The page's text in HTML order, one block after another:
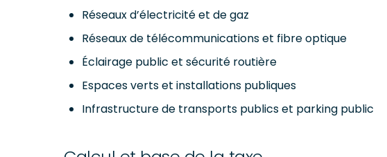
Réseaux d’électricité et de gaz
Réseaux de télécommunications et fibre optique
Éclairage public et sécurité routière
Espaces verts et installations publiques
Infrastructure de transports publics et parking public